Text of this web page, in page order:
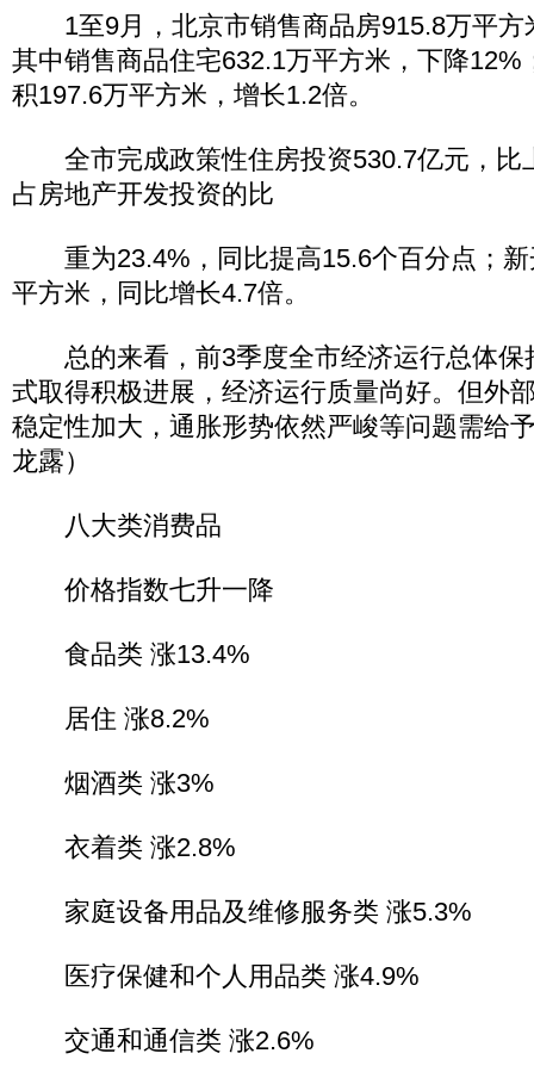
1至9月，北京市销售商品房915.8万平方
其中销售商品住宅632.1万平方米，下降12%
积197.6万平方米，增长1.2倍。
全市完成政策性住房投资530.7亿元，比
占房地产开发投资的比
重为23.4%，同比提高15.6个百分点；新
平方米，同比增长4.7倍。
总的来看，前3季度全市经济运行总体保
式取得积极进展，经济运行质量尚好。但外
稳定性加大，通胀形势依然严峻等问题需给
龙露）
八大类消费品
价格指数七升一降
食品类 涨13.4%
居住 涨8.2%
烟酒类 涨3%
衣着类 涨2.8%
家庭设备用品及维修服务类 涨5.3%
医疗保健和个人用品类 涨4.9%
交通和通信类 涨2.6%